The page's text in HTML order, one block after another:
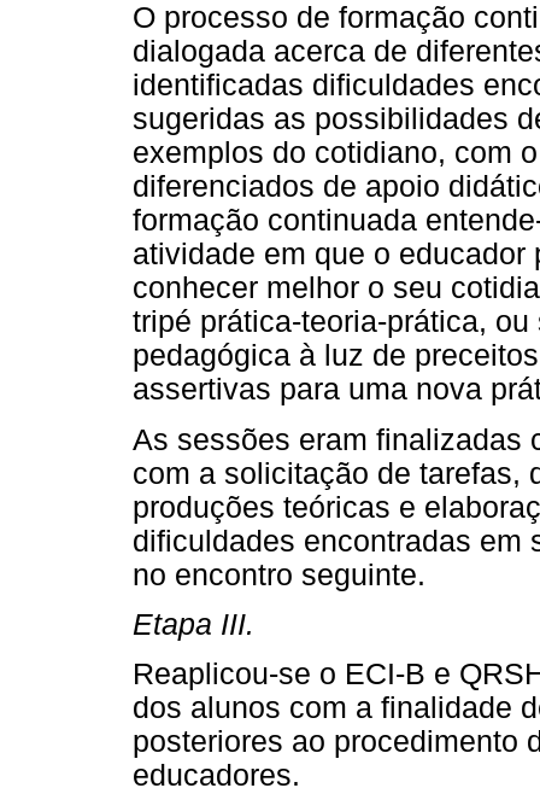
O processo de formação
dialogada acerca de
identificadas dificuldades
sugeridas as possibilidades
exemplos do cotidiano, com
diferenciados de apoio
formação continuada
atividade em que o
conhecer melhor o seu
tripé prática-teoria-prática,
pedagógica à luz de
assertivas para uma nova
As sessões eram finalizadas
com a solicitação de tarefas,
produções teóricas e
dificuldades encontradas em
no encontro seguinte.
Etapa III.
Reaplicou-se o ECI-B e
dos alunos com a finalidade
posteriores ao procedimento
educadores.